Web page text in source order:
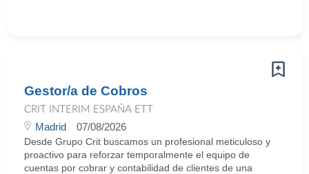
Gestor/a de Cobros
CRIT INTERIM ESPAÑA ETT
Madrid 07/08/2026
Desde Grupo Crit buscamos un profesional meticuloso y
proactivo para reforzar temporalmente el equipo de
cuentas por cobrar y contabilidad de clientes de una